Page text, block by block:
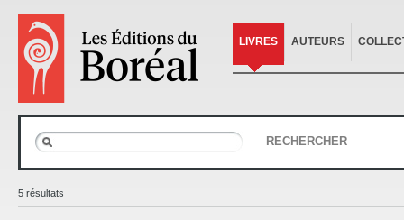
LIVRES AUTEURS
RECHERCHER
5 résultats